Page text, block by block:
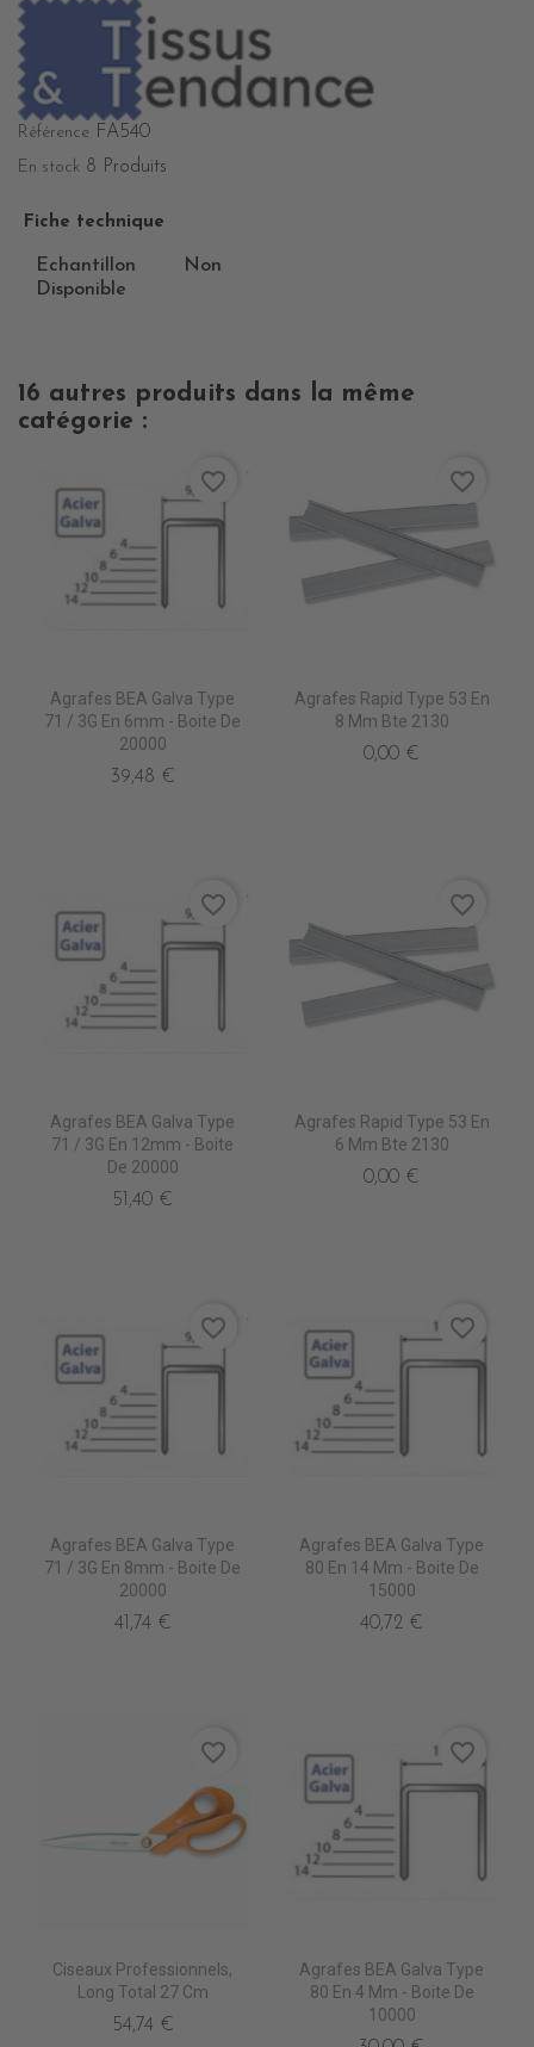
Référence FA540
En stock 8 Produits
Fiche technique
Echantillon
Disponible
Non
16 autres produits dans la même
catégorie :
Agrafes BEA Galva Type
71 / 3G En 6mm - Boite De
20000
39,48 €
favorite_border
Agrafes Rapid Type 53 En
8 Mm Bte 2130
0,00 €
favorite_border
Agrafes BEA Galva Type
71 / 3G En 12mm - Boite
De 20000
51,40 €
favorite_border
Agrafes Rapid Type 53 En
6 Mm Bte 2130
0,00 €
favorite_border
Agrafes BEA Galva Type
71 / 3G En 8mm - Boite De
20000
41,74 €
favorite_border
Agrafes BEA Galva Type
80 En 14 Mm - Boite De
15000
40,72 €
favorite_border
Ciseaux Professionnels,
Long Total 27 Cm
54,74 €
favorite_border
Agrafes BEA Galva Type
80 En 4 Mm - Boite De
10000
favorite_border